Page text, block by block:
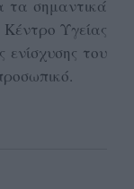
τα σημαντικά
Υγείας
ενίσχυσης του